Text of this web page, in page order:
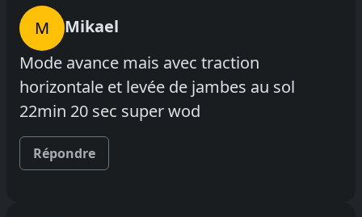
M
Mikael
Mode avance mais avec traction
horizontale et levée de jambes au sol
22min 20 sec super wod
Répondre